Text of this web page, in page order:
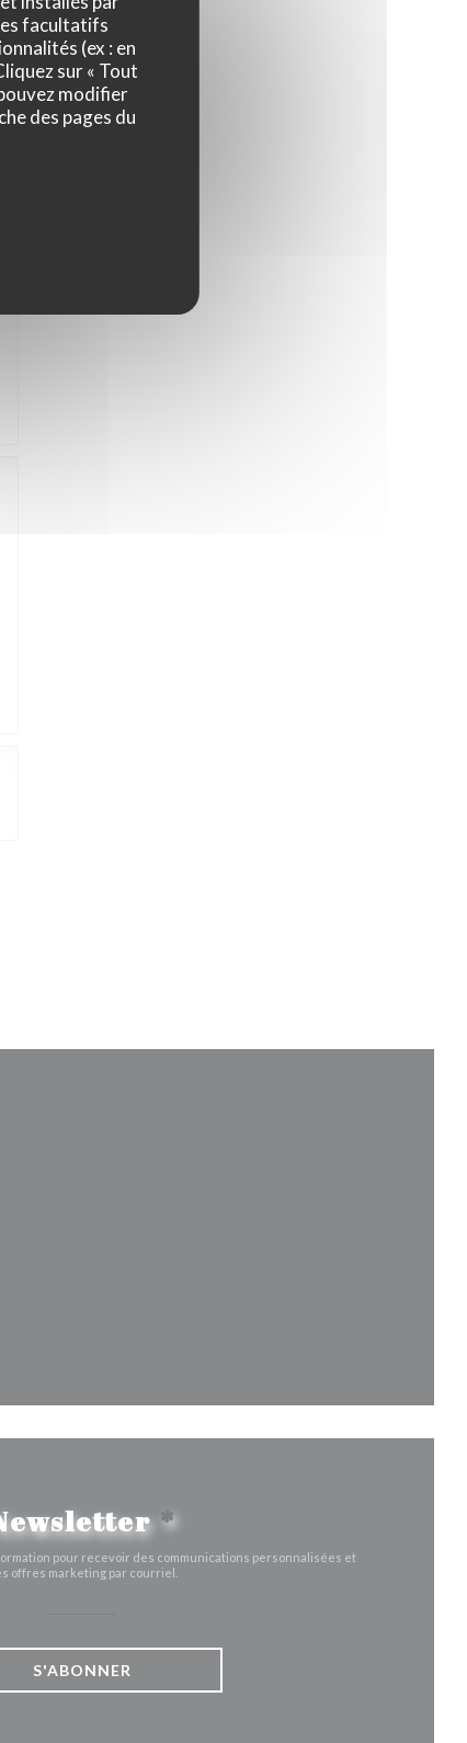
facultatifs
(ex : en
sur « Tout
modifier
des pages du
fenêtre))
fenêtre))
*
pour recevoir des communications personnalisées et
offres marketing par courriel.
S'ABONNER